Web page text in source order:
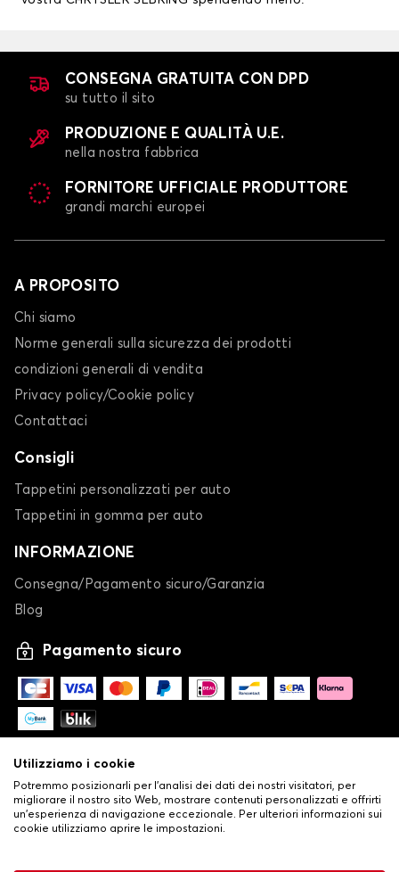
CONSEGNA GRATUITA CON DPD
su tutto il sito
PRODUZIONE E QUALITÀ U.E.
nella nostra fabbrica
FORNITORE UFFICIALE PRODUTTORE
grandi marchi europei
A PROPOSITO
Chi siamo
Norme generali sulla sicurezza dei prodotti
condizioni generali di vendita
Privacy policy/Cookie policy
Contattaci
Consigli
Tappetini personalizzati per auto
Tappetini in gomma per auto
INFORMAZIONE
Consegna/Pagamento sicuro/Garanzia
Blog
Pagamento sicuro
Utilizziamo i cookie
Potremmo posizionarli per l'analisi dei dati dei nostri visitatori, per
migliorare il nostro sito Web, mostrare contenuti personalizzati e offrirti
un'esperienza di navigazione eccezionale. Per ulteriori informazioni sui
cookie utilizziamo aprire le impostazioni.